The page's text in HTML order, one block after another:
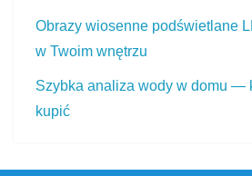
Obrazy wiosenne podświetlane
w Twoim wnętrzu
Szybka analiza wody w domu —
kupić